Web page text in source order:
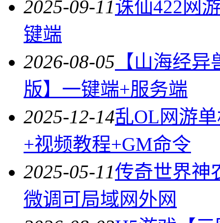
2025-09-11诛仙422网
键端
2026-08-05 【山海经
版】一键端+服务端
2025-12-14乱OL网游
+视频教程+GM命令
2025-05-11传奇世界神
微调可局域网外网